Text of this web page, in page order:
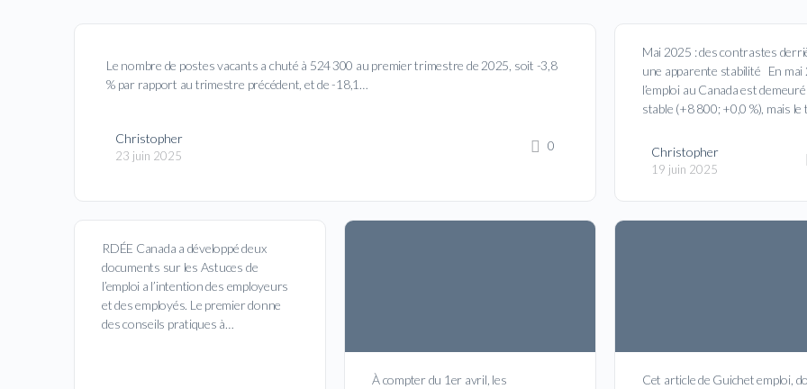
Le nombre de postes vacants a chuté à 524 300 au premier trimestre de 2025, soit -3,8
% par rapport au trimestre précédent, et de -18,1…
Christopher
23 juin 2025
0
Mai 2025 : des contrastes
une apparente stabilité En mai
l’emploi au Canada est demeuré
stable (+8 800; +0,0 %), mais
Christopher
19 juin 2025
RDÉE Canada a développé deux
documents sur les Astuces de
l’emploi a l’intention des employeurs
et des employés. Le premier donne
des conseils pratiques à…
À compter du 1er avril, les
Cet article de Guichet emploi,